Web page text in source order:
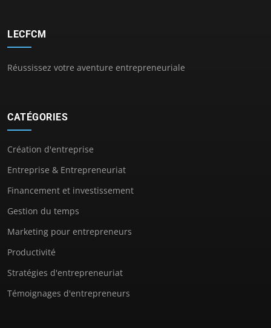
LECFCM
Réussissez votre aventure entrepreneuriale
CATÉGORIES
Création d'entreprise
Entreprise & Entrepreneuriat
Financement et investissement
Gestion du temps
Marketing pour entrepreneurs
Productivité
Stratégies d'entrepreneuriat
Témoignages d'entrepreneurs